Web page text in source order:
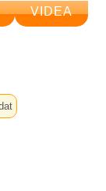
VIDEA